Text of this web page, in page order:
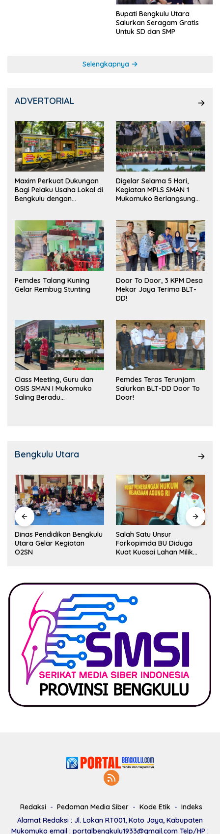
Bupati Bengkulu Utara
Salurkan Seragam Gratis
Untuk SD dan SMP
Selengkapnya
ADVERTORIAL
Maxim Perkuat Dukungan
Bagi Pelaku Usaha Lokal di
Bengkulu dengan
Pasar
Digelar Selama 5 Hari,
Kegiatan MPLS SMAN 1
Mukomuko Berlangsung
Pemdes Talang Kuning
Gelar Rembug Stunting
Door To Door, 3 KPM Desa
Mekar Jaya Terima BLT-
DD!
Class Meeting, Guru dan
OSIS SMAN I Mukomuko
Saling Beradu
Pemdes Teras Terunjam
Salurkan BLT-DD Door To
Door!
Bengkulu Utara
Dinas Pendidikan Bengkulu
Utara Gelar Kegiatan
O2SN
Salah Satu Unsur
Forkopimda BU Diduga
Kuat Kuasai Lahan Milik
Redaksi Pedoman Media Siber Kode Etik
Indeks
Alamat Redaksi : Jl. Lokan RT001, Koto Jaya, Kabupaten
Mukomuko email : portalbengkulu1933@gmail.com Telp/HP :